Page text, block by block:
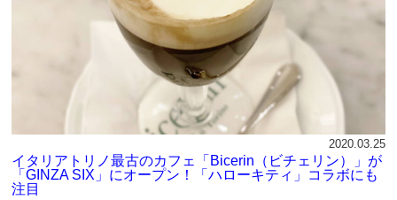
2020.03.25
イタリアトリノ最古のカフェ「Bicerin（ビチェリン）」が
「GINZA SIX」にオープン！「ハローキティ」コラボにも
注目